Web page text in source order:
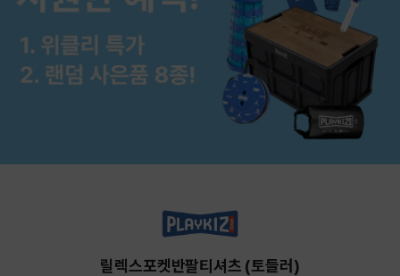
릴렉스포켓반팔티셔츠 (토들러)